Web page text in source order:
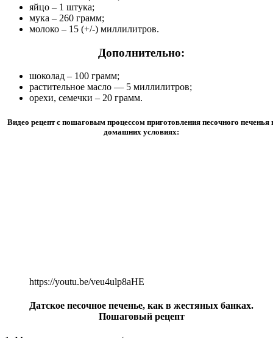
яйцо – 1 штука;
мука – 260 грамм;
молоко – 15 (+/-) миллилитров.
Дополнительно:
шоколад – 100 грамм;
растительное масло — 5 миллилитров;
орехи, семечки – 20 грамм.
Видео рецепт с пошаговым процессом приготовления песочного печенья
домашних условиях:
https://youtu.be/veu4ulp8aHE
Датское песочное печенье, как в жестяных банках.
Пошаговый рецепт